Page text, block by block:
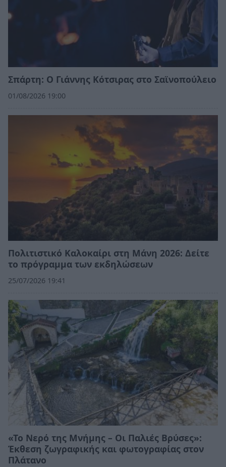
Σπάρτη: Ο Γιάννης Κότσιρας στο Σαϊνοπούλειο
01/08/2026 19:00
Πολιτιστικό Καλοκαίρι στη Μάνη 2026: Δείτε
το πρόγραμμα των εκδηλώσεων
25/07/2026 19:41
«Το Νερό της Μνήμης – Οι Παλιές Βρύσες»:
Έκθεση ζωγραφικής και φωτογραφίας στον
Πλάτανο